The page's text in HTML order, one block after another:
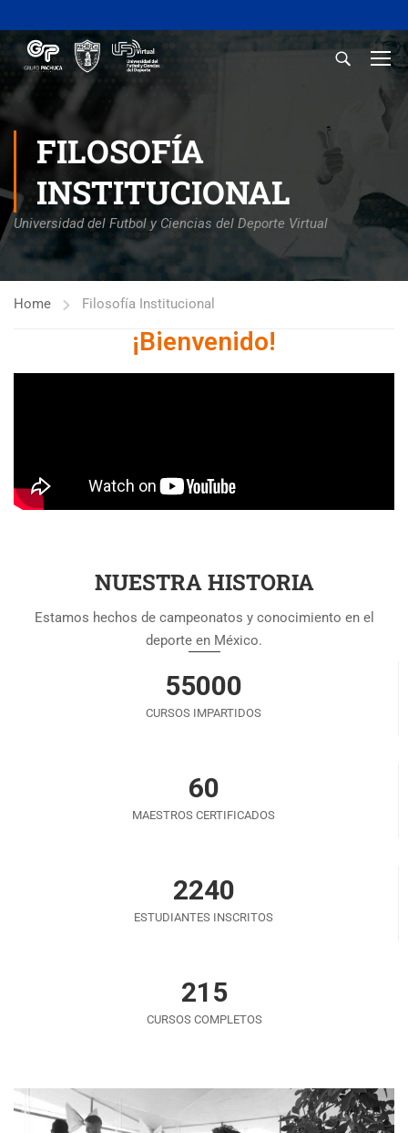
FILOSOFÍA
INSTITUCIONAL
Universidad del Futbol y Ciencias del Deporte Virtual
Home Filosofía Institucional
¡Bienvenido!
NUESTRA HISTORIA
Estamos hechos de campeonatos y conocimiento en el
deporte en México.
55000
CURSOS IMPARTIDOS
60
MAESTROS CERTIFICADOS
2240
ESTUDIANTES INSCRITOS
215
CURSOS COMPLETOS